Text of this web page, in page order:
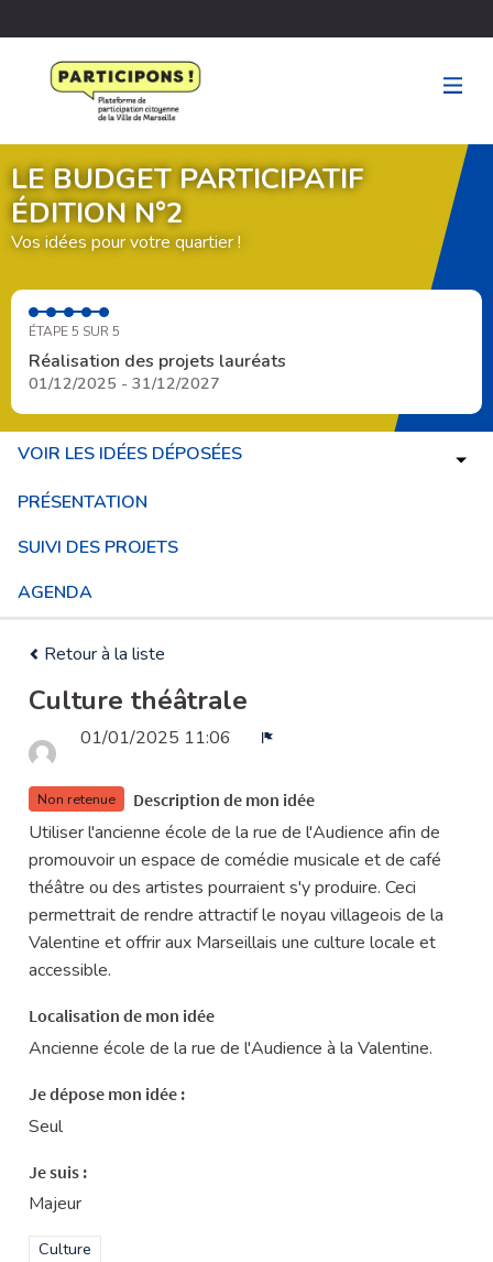
LE BUDGET PARTICIPATIF
ÉDITION N°2
Vos idées pour votre quartier !
ÉTAPE 5 SUR 5
Réalisation des projets lauréats
01/12/2025 - 31/12/2027
VOIR LES IDÉES DÉPOSÉES
PRÉSENTATION
SUIVI DES PROJETS
AGENDA
Retour à la liste
Culture théâtrale
01/01/2025 11:06
Non retenue Description de mon idée
Utiliser l'ancienne école de la rue de l'Audience afin de
promouvoir un espace de comédie musicale et de café
théâtre ou des artistes pourraient s'y produire. Ceci
permettrait de rendre attractif le noyau villageois de la
Valentine et offrir aux Marseillais une culture locale et
accessible.
Localisation de mon idée
Ancienne école de la rue de l'Audience à la Valentine.
Je dépose mon idée :
Seul
Je suis :
Majeur
Filtrer les résultats de la catégorie : Culture
Culture